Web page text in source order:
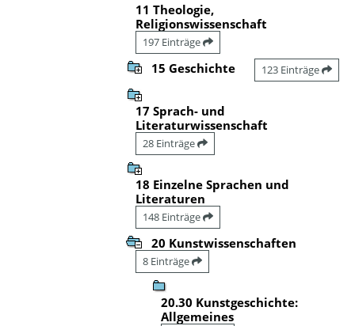
11 Theologie,
Religionswissenschaft
197 Einträge
15 Geschichte 123 Einträge
17 Sprach- und
Literaturwissenschaft
28 Einträge
18 Einzelne Sprachen und
Literaturen
148 Einträge
20 Kunstwissenschaften
8 Einträge
20.30 Kunstgeschichte:
Allgemeines